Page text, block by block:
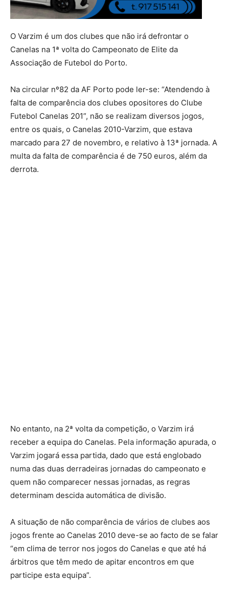
O Varzim é um dos clubes que não irá defrontar o
Canelas na 1ª volta do Campeonato de Elite da
Associação de Futebol do Porto.
Na circular nº82 da AF Porto pode ler-se: “Atendendo à
falta de comparência dos clubes opositores do Clube
Futebol Canelas 201”, não se realizam diversos jogos,
entre os quais, o Canelas 2010-Varzim, que estava
marcado para 27 de novembro, e relativo à 13ª jornada. A
multa da falta de comparência é de 750 euros, além da
derrota.
No entanto, na 2ª volta da competição, o Varzim irá
receber a equipa do Canelas. Pela informação apurada, o
Varzim jogará essa partida, dado que está englobado
numa das duas derradeiras jornadas do campeonato e
quem não comparecer nessas jornadas, as regras
determinam descida automática de divisão.
A situação de não comparência de vários de clubes aos
jogos frente ao Canelas 2010 deve-se ao facto de se falar
“em clima de terror nos jogos do Canelas e que até há
árbitros que têm medo de apitar encontros em que
participe esta equipa”.